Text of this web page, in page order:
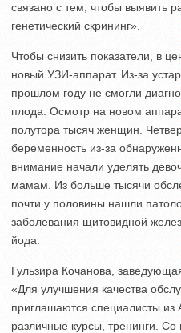
связано с тем, чтобы выявить
генетический скрининг».
Чтобы снизить показатели, в
новый УЗИ-аппарат. Из-за
прошлом году не смогли
плода. Осмотр на новом
полутора тысяч женщин.
беременность из-за
внимание начали уделять
мамам. Из больше тысячи
почти у половины нашли
заболевания щитовидной
йода.
Гульзира Кочанова,
«Для улучшения качества
приглашаются специалисты
различные курсы, тренинги.